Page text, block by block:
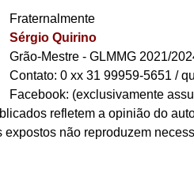
Fraternalmente
Sérgio Quirino
Grão-Mestre - GLMMG 2021/
Contato: 0 xx 31 99959-5651 /
Facebook: (exclusivamente
refletem a opinião do
expostos não reproduzem